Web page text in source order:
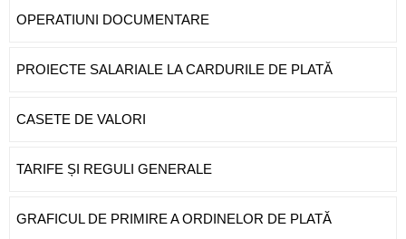
OPERATIUNI DOCUMENTARE
PROIECTE SALARIALE LA CARDURILE DE PLATĂ
CASETE DE VALORI
TARIFE ȘI REGULI GENERALE
GRAFICUL DE PRIMIRE A ORDINELOR DE PLATĂ